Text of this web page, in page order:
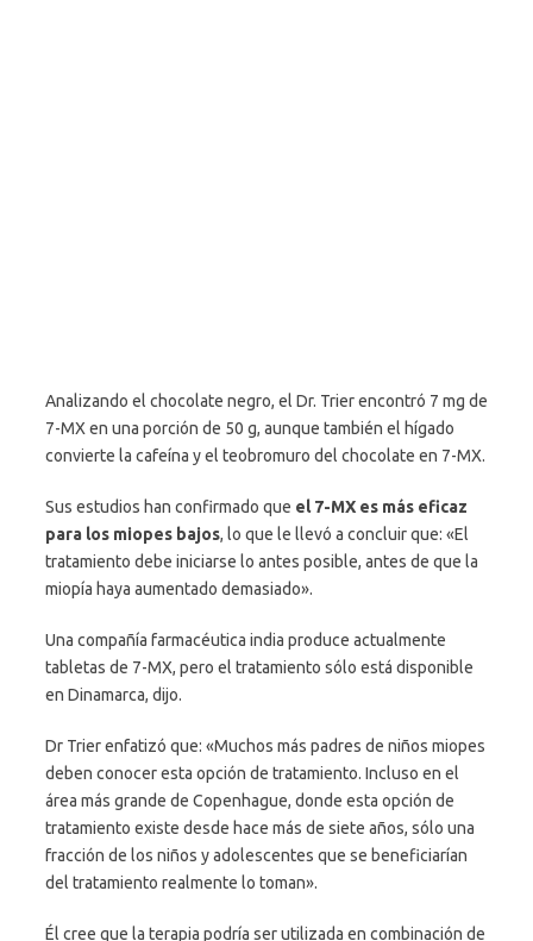
Analizando el chocolate negro, el Dr. Trier encontró 7 mg de
7-MX en una porción de 50 g, aunque también el hígado
convierte la cafeína y el teobromuro del chocolate en 7-MX.
Sus estudios han confirmado que el 7-MX es más eficaz
para los miopes bajos, lo que le llevó a concluir que: «El
tratamiento debe iniciarse lo antes posible, antes de que la
miopía haya aumentado demasiado».
Una compañía farmacéutica india produce actualmente
tabletas de 7-MX, pero el tratamiento sólo está disponible
en Dinamarca, dijo.
Dr Trier enfatizó que: «Muchos más padres de niños miopes
deben conocer esta opción de tratamiento. Incluso en el
área más grande de Copenhague, donde esta opción de
tratamiento existe desde hace más de siete años, sólo una
fracción de los niños y adolescentes que se beneficiarían
del tratamiento realmente lo toman».
Él cree que la terapia podría ser utilizada en combinación de